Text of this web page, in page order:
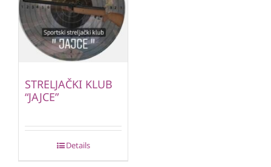
STRELJAČKI KLUB
“JAJCE”
Details